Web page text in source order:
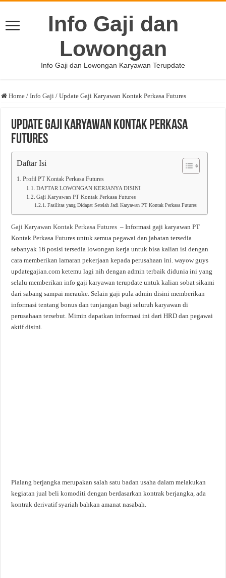
Info Gaji dan
Lowongan
Info Gaji dan Lowongan Karyawan Terupdate
Home / Info Gaji / Update Gaji Karyawan Kontak Perkasa Futures
Update Gaji Karyawan Kontak Perkasa
Futures
Daftar Isi
Profil PT Kontak Perkasa Futures
DAFTAR LOWONGAN KERJANYA DISINI
Gaji Karyawan PT Kontak Perkasa Futures
Fasilitas yang Didapat Setelah Jadi Karyawan PT Kontak Perkasa Futures
Gaji Karyawan Kontak Perkasa Futures – Informasi gaji karyawan PT
Kontak Perkasa Futures untuk semua pegawai dan jabatan tersedia
sebanyak 16 posisi tersedia lowongan kerja untuk bisa kalian isi dengan
cara memberikan lamaran pekerjaan kepada perusahaan ini. wayow guys
updategajian.com ketemu lagi nih dengan admin terbaik didunia ini yang
selalu memberikan info gaji karyawan terupdate untuk kalian sobat sikami
dari sabang sampai merauke. Selain gaji pula admin disini memberikan
informasi tentang bonus dan tunjangan bagi seluruh karyawan di
perusahaan tersebut. Mimin dapatkan informasi ini dari HRD dan pegawai
aktif disini.
Pialang berjangka merupakan salah satu badan usaha dalam melakukan
kegiatan jual beli komoditi dengan berdasarkan kontrak berjangka, ada
kontrak derivatif syariah bahkan amanat nasabah.